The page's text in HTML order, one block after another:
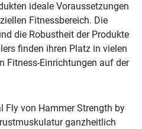
ideale Voraussetzungen
Fitnessbereich. Die
die Robustheit der Produkte
finden ihren Platz in vielen
Fitness-Einrichtungen auf der
Fly von Hammer Strength by
ganzheitlich